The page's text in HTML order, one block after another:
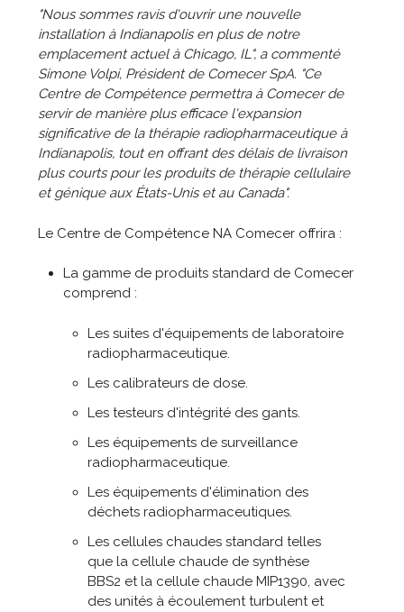
"Nous sommes ravis d'ouvrir une nouvelle
installation à Indianapolis en plus de notre
emplacement actuel à Chicago, IL", a commenté
Simone Volpi, Président de Comecer SpA. "Ce
Centre de Compétence permettra à Comecer de
servir de manière plus efficace l'expansion
significative de la thérapie radiopharmaceutique à
Indianapolis, tout en offrant des délais de livraison
plus courts pour les produits de thérapie cellulaire
et génique aux États-Unis et au Canada".
Le Centre de Compétence NA Comecer offrira :
La gamme de produits standard de Comecer
comprend :
Les suites d'équipements de laboratoire
radiopharmaceutique.
Les calibrateurs de dose.
Les testeurs d'intégrité des gants.
Les équipements de surveillance
radiopharmaceutique.
Les équipements d'élimination des
déchets radiopharmaceutiques.
Les cellules chaudes standard telles
que la cellule chaude de synthèse
BBS2 et la cellule chaude MIP1390, avec
des unités à écoulement turbulent et